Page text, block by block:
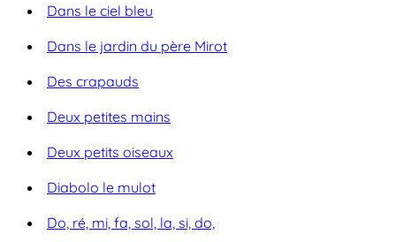
Dans le ciel bleu
Dans le jardin du père Mirot
Des crapauds
Deux petites mains
Deux petits oiseaux
Diabolo le mulot
Do, ré, mi, fa, sol, la, si, do,